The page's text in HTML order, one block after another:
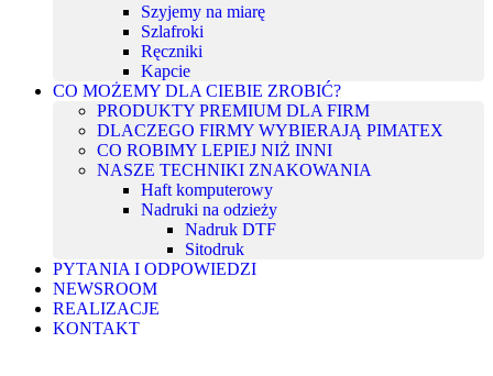
Szyjemy na miarę
Szlafroki
Ręczniki
Kapcie
CO MOŻEMY DLA CIEBIE ZROBIĆ?
PRODUKTY PREMIUM DLA FIRM
DLACZEGO FIRMY WYBIERAJĄ PIMATEX
CO ROBIMY LEPIEJ NIŻ INNI
NASZE TECHNIKI ZNAKOWANIA
Haft komputerowy
Nadruki na odzieży
Nadruk DTF
Sitodruk
PYTANIA I ODPOWIEDZI
NEWSROOM
REALIZACJE
KONTAKT